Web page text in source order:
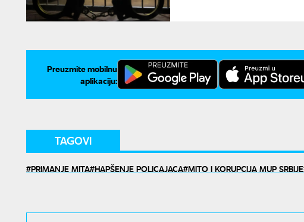
Preuzmite mobilnu
aplikaciju:
TAGOVI
PRIMANJE MITA HAPŠENJE POLICAJACA MITO I KORUPCIJA MUP SRBIJE